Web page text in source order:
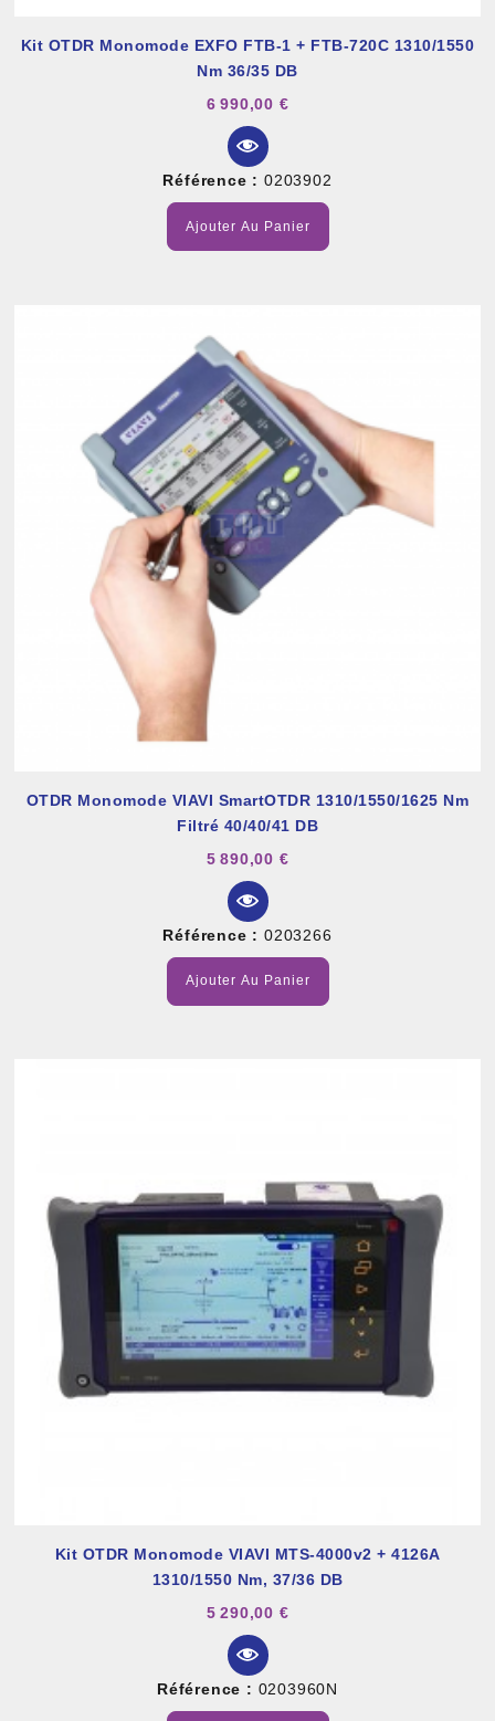
Kit OTDR Monomode EXFO FTB-1 + FTB-720C 1310/1550
Nm 36/35 DB
6 990,00 €
Référence : 0203902
Ajouter Au Panier
OTDR Monomode VIAVI SmartOTDR 1310/1550/1625 Nm
Filtré 40/40/41 DB
5 890,00 €
Référence : 0203266
Ajouter Au Panier
Kit OTDR Monomode VIAVI MTS-4000v2 + 4126A
1310/1550 Nm, 37/36 DB
5 290,00 €
Référence : 0203960N